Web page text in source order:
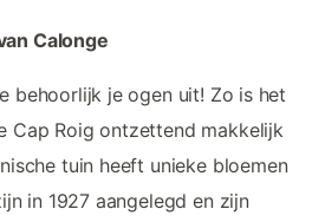
Calonge
behoorlijk je ogen uit! Zo is het
Cap Roig ontzettend makkelijk
tuin heeft unieke bloemen
in 1927 aangelegd en zijn